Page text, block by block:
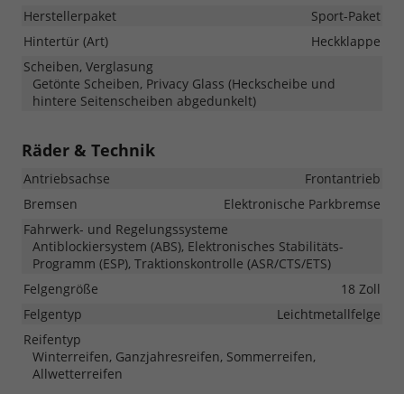
Herstellerpaket
Sport-Paket
Hintertür (Art)
Heckklappe
Scheiben, Verglasung
Getönte Scheiben, Privacy Glass (Heckscheibe und
hintere Seitenscheiben abgedunkelt)
Räder & Technik
Antriebsachse
Frontantrieb
Bremsen
Elektronische Parkbremse
Fahrwerk- und Regelungssysteme
Antiblockiersystem (ABS), Elektronisches Stabilitäts-
Programm (ESP), Traktionskontrolle (ASR/CTS/ETS)
Felgengröße
18 Zoll
Felgentyp
Leichtmetallfelge
Reifentyp
Winterreifen, Ganzjahresreifen, Sommerreifen,
Allwetterreifen